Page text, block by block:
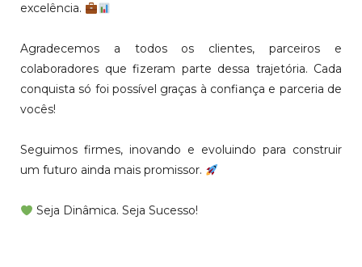
excelência.
Agradecemos a todos os clientes, parceiros e
colaboradores que fizeram parte dessa trajetória. Cada
conquista só foi possível graças à confiança e parceria de
vocês!
Seguimos firmes, inovando e evoluindo para construir
um futuro ainda mais promissor.
Seja Dinâmica. Seja Sucesso!